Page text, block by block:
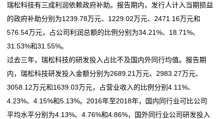
瑞松科技有三成利润依赖政府补助。报告期内，发行人计入当期损益
的政府补助分别为1239.78万元、1229.02万元、2471.16万元和
576.54万元，占公司利润总额的比例分别为34.21%、18.71%、
31.53%和31.55%。
过去三年，瑞松科技的研发投入占比不及国内外同行均值。报告期
内，瑞松科技研发投入金额分别为2689.21万元、2983.27万元、
3058.12万元和1639.03万元，占营业收入的比例分别4.11%、
4.23%、4.15%和5.13%。2016年至2018年，国内同行业可比公司
平均水平分别为4.13%、4.76%和4.86%，国外同行业公司研发投入